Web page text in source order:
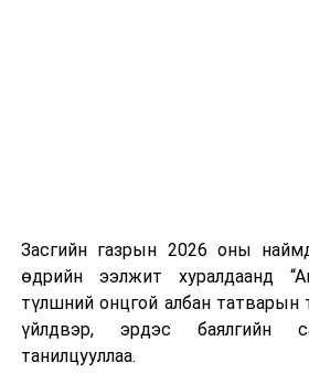
Засгийн газрын 2026 оны
өдрийн ээлжит хуралдаанд
түлшний онцгой албан татварын
үйлдвэр, эрдэс баялгийн
танилцууллаа.